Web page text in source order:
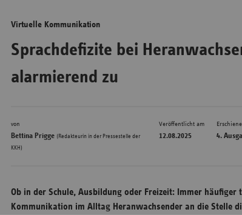
Virtuelle Kommunikation
Sprachdefizite bei
alarmierend zu
von
Bettina Prigge (Redakteurin in der Pressestelle der
KKH)
Veröffentlicht am
12.08.2025 4.
Ob in der Schule, Ausbildung oder Freizeit: Immer
Kommunikation im Alltag Heranwachsender an die Stelle